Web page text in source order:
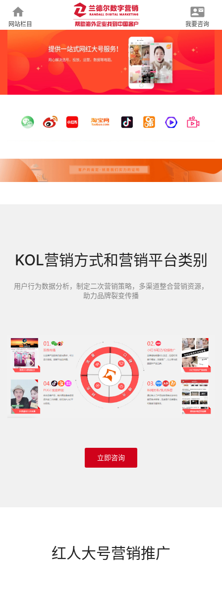
网站栏目 我要咨询
KOL营销方式和营销平台类别
用户行为数据分析，制定二次营销策略，多渠道整合营销资源，
助力品牌裂变传播
立即咨询
红人大号营销推广